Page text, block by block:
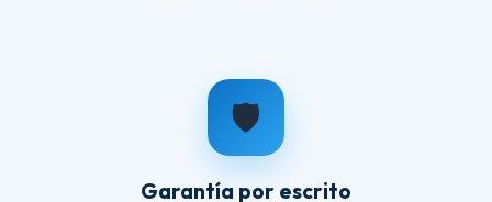
🛡️
Garantía por escrito